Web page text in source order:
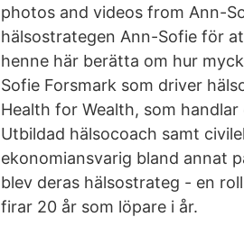
photos and videos from Ann-
hälsostrategen Ann-Sofie för
henne här berätta om hur
Sofie Forsmark som driver
Health for Wealth, som
Utbildad hälsocoach samt
ekonomiansvarig bland annat
blev deras hälsostrateg - en
firar 20 år som löpare i år.